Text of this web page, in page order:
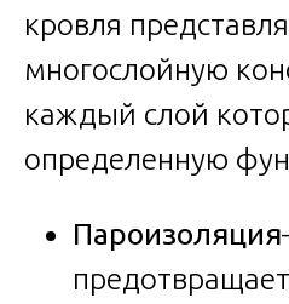
кровля
многослойную
каждый слой
определенную
Пароизоляция